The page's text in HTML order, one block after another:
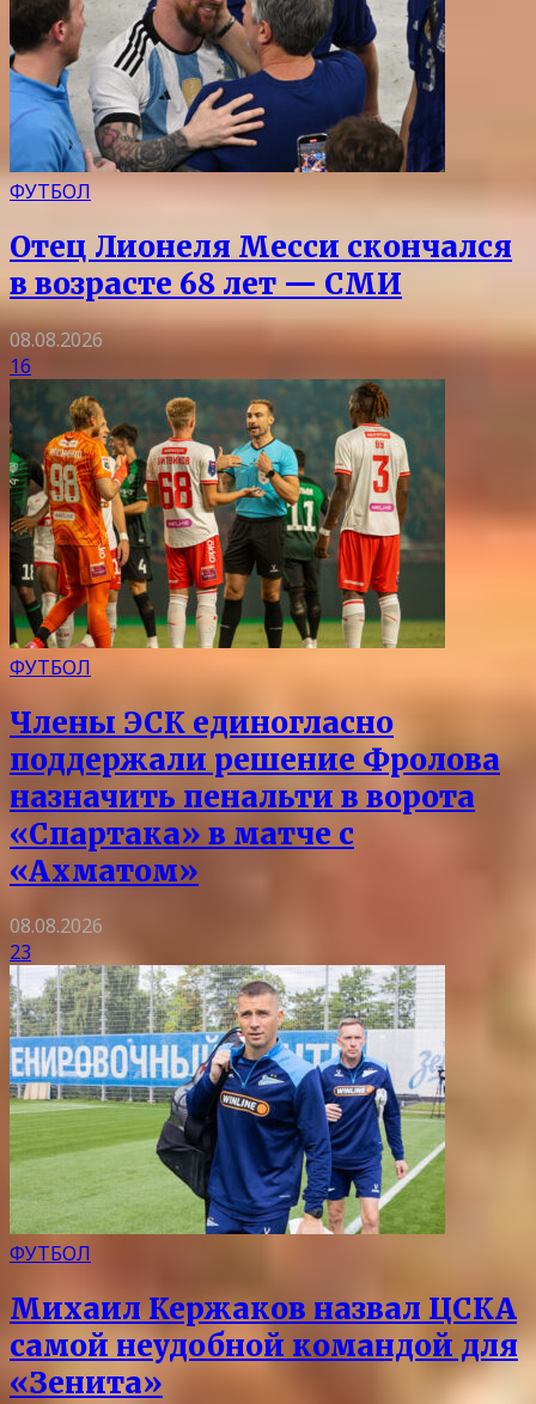
ФУТБОЛ
Отец Лионеля Месси скончался
в возрасте 68 лет — СМИ
08.08.2026
16
ФУТБОЛ
Члены ЭСК единогласно
поддержали решение Фролова
назначить пенальти в ворота
«Спартака» в матче с
«Ахматом»
08.08.2026
23
ФУТБОЛ
Михаил Кержаков назвал ЦСКА
самой неудобной командой для
«Зенита»